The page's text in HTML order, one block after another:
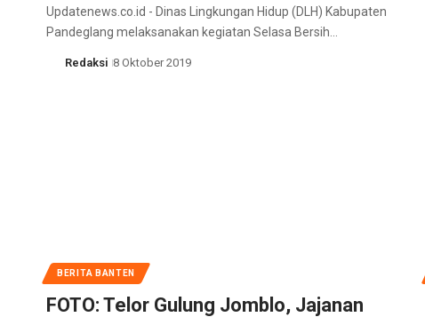
Updatenews.co.id - Dinas Lingkungan Hidup (DLH) Kabupaten
Pandeglang melaksanakan kegiatan Selasa Bersih…
Redaksi 8 Oktober 2019
BERITA BANTEN
FOTO: Telor Gulung Jomblo, Jajanan